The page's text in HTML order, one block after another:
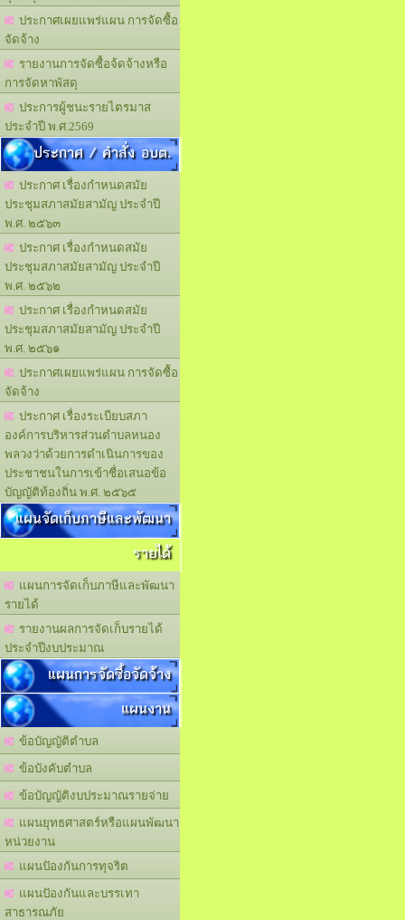
ประกาศเผยแพร่แผน การจัดซื้อ
จัดจ้าง
รายงานการจัดซื้อจ้ดจ้างหรือ
การจัดหาพัสดุ
ประการผู้ชนะรายไตรมาส
ประจำปี พ.ศ.2569
ประกาศ / คำสั่ง อบต.
ประกาศ เรื่องกำหนดสมัย
ประชุมสภาสมัยสามัญ ประจำปี
พ.ศ. ๒๕๖๓
ประกาศ เรื่องกำหนดสมัย
ประชุมสภาสมัยสามัญ ประจำปี
พ.ศ. ๒๕๖๒
ประกาศ เรื่องกำหนดสมัย
ประชุมสภาสมัยสามัญ ประจำปี
พ.ศ. ๒๕๖๑
ประกาศเผยแพร่แผน การจัดซื้อ
จัดจ้าง
ประกาศ เรื่องระเบียบสภา
องค์การบริหารส่วนตำบลหนอง
พลวงว่าด้วยการดำเนินการของ
ประชาชนในการเข้าชื่อเสนอข้อ
บัญญัติท้องถิ่น พ.ศ. ๒๕๖๕
แผนจัดเก็บภาษีและพัฒนา
รายได้
แผนการจัดเก็บภาษีและพัฒนา
รายได้
รายงานผลการจัดเก็บรายได้
ประจำปีงบประมาณ
แผนการจัดซื้อจัดจ้าง
แผนงาน
ข้อบัญญัติตำบล
ข้อบังคับตำบล
ข้อบัญญัติงบประมาณรายจ่าย
แผนยุทธศาสตร์หรือแผนพัฒนา
หน่วยงาน
แผนปัองกันการทุจริต
แผนปัองกันและบรรเทา
สาธารณภัย